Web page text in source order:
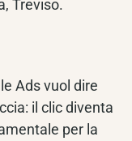
Treviso.
Ads vuol dire
il clic diventa
per la